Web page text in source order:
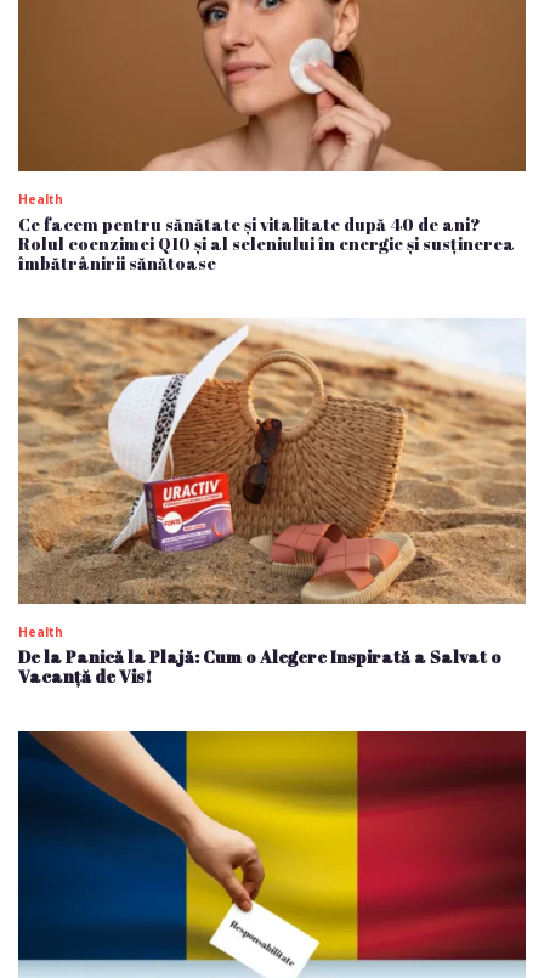
Health
Ce facem pentru sănătate și vitalitate după 40 de ani?
Rolul coenzimei Q10 și al seleniului în energie și susținerea
îmbătrânirii sănătoase
Health
De la Panică la Plajă: Cum o Alegere Inspirată a Salvat o
Vacanță de Vis!